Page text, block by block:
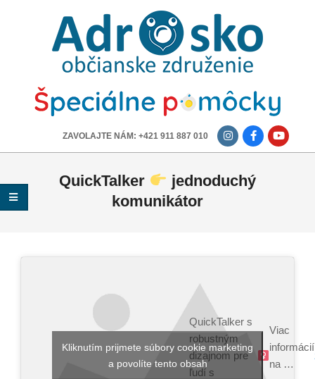
ADROSKO
OBČIANSKE
ZDRUŽENIE
ZAVOLAJTE NÁM: +421 911 887 010
QuickTalker
jednoduchý
komunikátor
QuickTalker s
robustným
dizajnom pre
ľudí s
Viac
informácií
na …
Kliknutím prijmete súbory cookie marketing
a povolíte tento obsah